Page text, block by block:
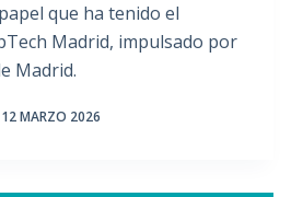
que ha tenido el
Madrid, impulsado por
Madrid.
12 MARZO 2026